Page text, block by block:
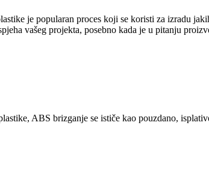
je popularan proces koji se koristi za izradu
vašeg projekta, posebno kada je u pitanju
ABS brizganje se ističe kao pouzdano,